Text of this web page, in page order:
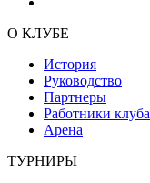
О КЛУБЕ
История
Руководство
Партнеры
Работники клуба
Арена
ТУРНИРЫ